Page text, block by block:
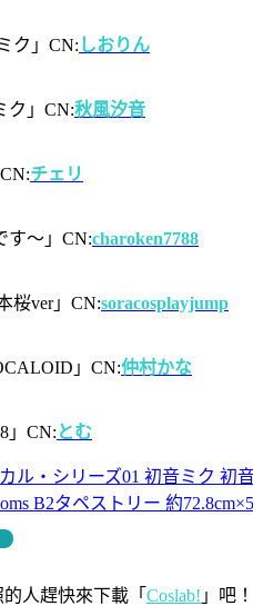
ク」CN: しおりん
ク」CN:秋風汐音
チェリ
す～」CN:charoken7788
桜ver」CN:soracosplayjump
」CN:仲村かな
」CN: とむ
ル・シリーズ01 初音ミク 初
B2タペストリー 約
人趕快來下載「 Coslab! 」吧！